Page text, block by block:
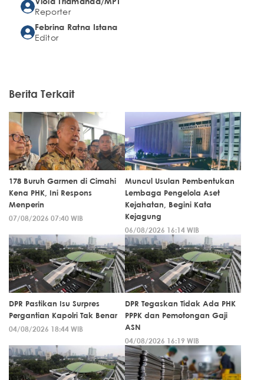
Reporter
Febrina Ratna Istana
Editor
Berita Terkait
178 Buruh Garmen di Cimahi
Kena PHK, Ini Respons
Menperin
07/08/2026 07:40 WIB
Muncul Usulan Pembentukan
Lembaga Pengelola Aset
Kejahatan, Begini Kata
Kejagung
06/08/2026 16:14 WIB
DPR Pastikan Isu Surpres
Pergantian Kapolri Tak Benar
04/08/2026 18:44 WIB
DPR Tegaskan Tidak Ada PHK
PPPK dan Pemotongan Gaji
ASN
04/08/2026 16:19 WIB